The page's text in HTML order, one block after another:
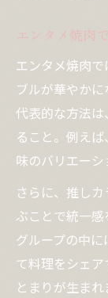
エンタメ焼肉
エンタメ焼肉
ブルが華やかに
代表的な方法
ること。例え
味のバリエーシ
さらに、推し
ぶことで統一
グループの中
て料理をシェ
とまりが生まれ